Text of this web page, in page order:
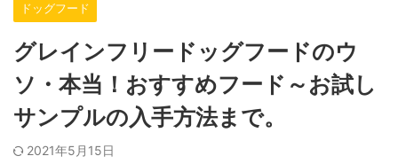
ドッグフード
グレインフリードッグフードのウ
ソ・本当！おすすめフード～お試し
サンプルの入手方法まで。
2021年5月15日